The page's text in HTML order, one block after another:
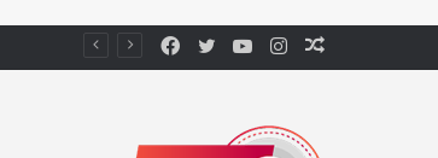
Instagram
YouTube
Twitter
Facebook